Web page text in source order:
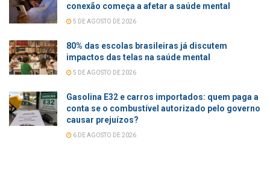
conexão começa a afetar a saúde mental
5 DE AGOSTO DE 2026
80% das escolas brasileiras já discutem
impactos das telas na saúde mental
5 DE AGOSTO DE 2026
Gasolina E32 e carros importados: quem paga a
conta se o combustível autorizado pelo governo
causar prejuízos?
6 DE AGOSTO DE 2026